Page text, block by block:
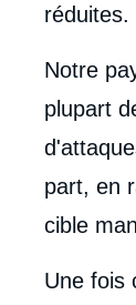
réduites.
Notre
plupart
part, en
cible
Une fois